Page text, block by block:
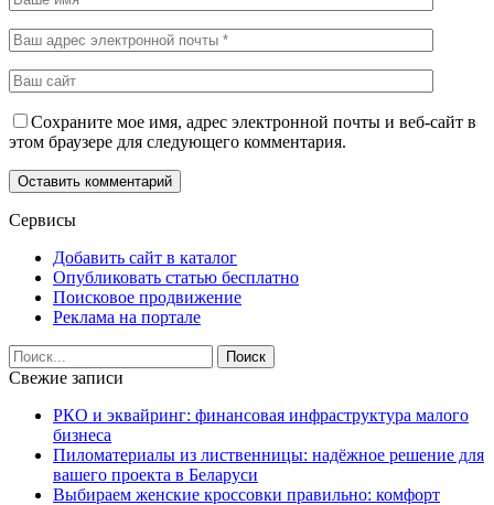
Сохраните мое имя, адрес электронной почты и веб-сайт в
этом браузере для следующего комментария.
Сервисы
Добавить сайт в каталог
Опубликовать статью бесплатно
Поисковое продвижение
Реклама на портале
Свежие записи
РКО и эквайринг: финансовая инфраструктура малого
бизнеса
Пиломатериалы из лиственницы: надёжное решение для
вашего проекта в Беларуси
Выбираем женские кроссовки правильно: комфорт